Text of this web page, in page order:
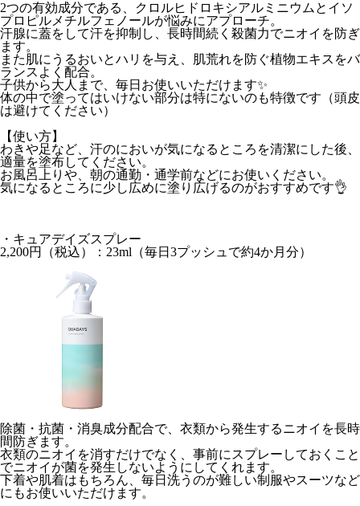
2つの有効成分である、クロルヒドロキシアルミニウムとイソ
プロピルメチルフェノールが悩みにアプローチ。
汗腺に蓋をして汗を抑制し、長時間続く殺菌力でニオイを防ぎ
ます。
また肌にうるおいとハリを与え、肌荒れを防ぐ植物エキスをバ
ランスよく配合。
子供から大人まで、毎日お使いいただけます✨
体の中で塗ってはいけない部分は特にないのも特徴です（頭皮
は避けてください）
【使い方】
わきや足など、汗のにおいが気になるところを清潔にした後、
適量を塗布してください。
お風呂上りや、朝の通勤・通学前などにお使いください。
気になるところに少し広めに塗り広げるのがおすすめです👌
・キュアデイズスプレー
2,200円
（税込）：23ml（毎日3プッシュで約4か月分）
除菌・抗菌・消臭成分配合で、衣類から発生するニオイを長時
間防ぎます。
衣類のニオイを消すだけでなく、事前にスプレーしておくこと
でニオイが菌を発生しないようにしてくれます。
下着や肌着はもちろん、毎日洗うのが難しい制服やスーツなど
にもお使いいただけます。